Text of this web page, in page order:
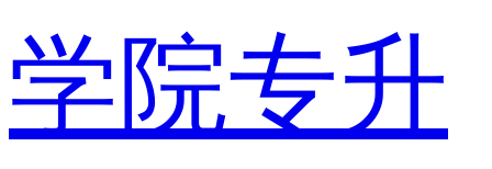
学院专升